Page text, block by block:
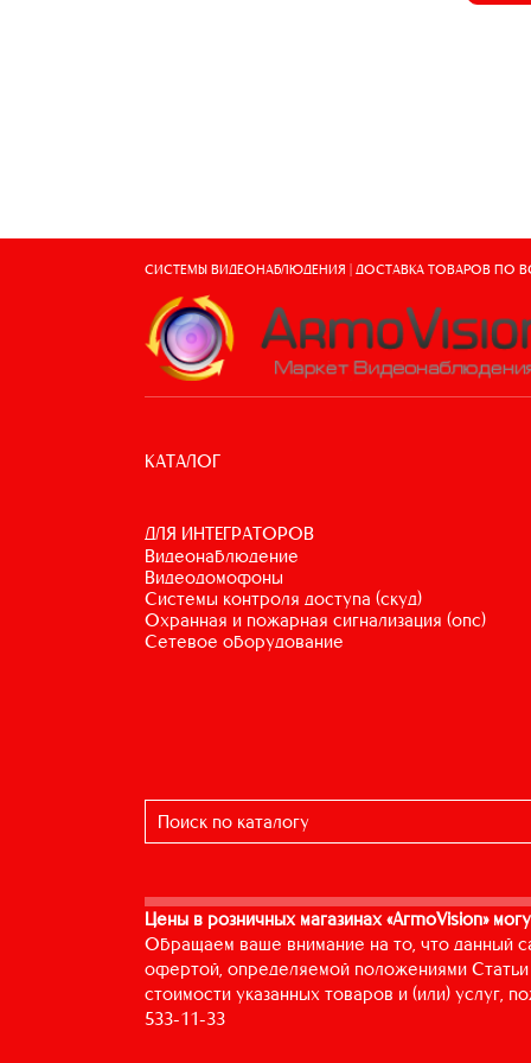
СИСТЕМЫ ВИДЕОНАБЛЮДЕНИЯ | ДОСТАВКА ТОВАРОВ ПО
КАТАЛОГ
ДЛЯ ИНТЕГРАТОРОВ
видеонаблюдение
видеодомофоны
системы контроля доступа (скуд)
охранная и пожарная сигнализация (опс)
сетевое оборудование
Цены в розничных магазинах «ArmoVision»
Обращаем ваше внимание на то, что данный
офертой, определяемой положениями
стоимости указанных товаров и (или)
533-11-33